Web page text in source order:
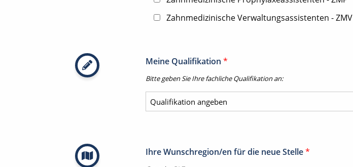
Zahnmedizinische Verwaltungsassistenten - ZMV
Meine Qualifikation *
Bitte geben Sie Ihre fachliche Qualifikation an:
Ihre Wunschregion/en für die neue Stelle*